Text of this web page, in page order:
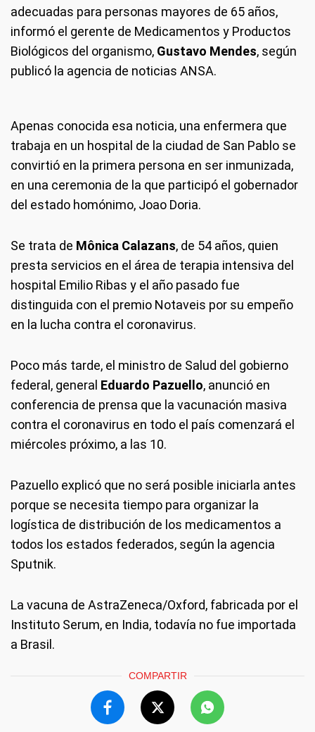
adecuadas para personas mayores de 65 años,
informó el gerente de Medicamentos y Productos
Biológicos del organismo, Gustavo Mendes, según
publicó la agencia de noticias ANSA.
Apenas conocida esa noticia, una enfermera que
trabaja en un hospital de la ciudad de San Pablo se
convirtió en la primera persona en ser inmunizada,
en una ceremonia de la que participó el gobernador
del estado homónimo, Joao Doria.
Se trata de Mônica Calazans, de 54 años, quien
presta servicios en el área de terapia intensiva del
hospital Emilio Ribas y el año pasado fue
distinguida con el premio Notaveis por su empeño
en la lucha contra el coronavirus.
Poco más tarde, el ministro de Salud del gobierno
federal, general Eduardo Pazuello, anunció en
conferencia de prensa que la vacunación masiva
contra el coronavirus en todo el país comenzará el
miércoles próximo, a las 10.
Pazuello explicó que no será posible iniciarla antes
porque se necesita tiempo para organizar la
logística de distribución de los medicamentos a
todos los estados federados, según la agencia
Sputnik.
La vacuna de AstraZeneca/Oxford, fabricada por el
Instituto Serum, en India, todavía no fue importada
a Brasil.
COMPARTIR